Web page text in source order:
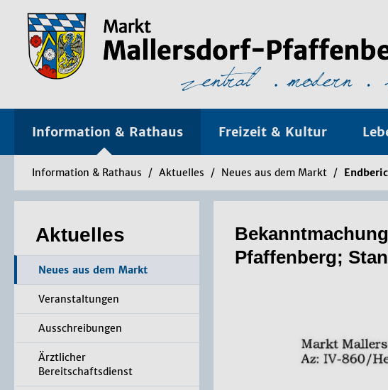
Information & Rathaus Freizeit & Kultur
Information & Rathaus / Aktuelles / Neues aus dem Markt /
Pfaf­fen­berg;
Aktuelles
Neues aus dem Markt
Veranstaltungen
Ausschreibungen
Ärztlicher
Bereitschaftsdienst